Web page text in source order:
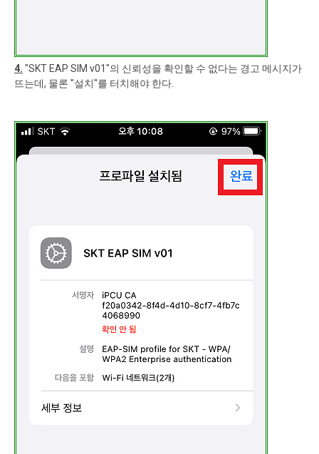
4. "SKT EAP SIM v01"의 신뢰성을 확인할 수 없다는 경고 메시지가
뜨는데, 물론 "설치"를 터치해야 한다.